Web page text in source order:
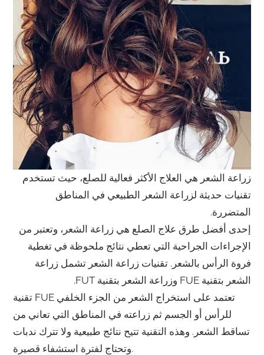
زراعة الشعر هي العلاج الأكثر فعالية للصلع، حيث تستخدم
تقنيات حديثة لزراعة الشعر الطبيعي في المناطق
المتضررة.
إحدى أفضل طرق علاج الصلع هي زراعة الشعر، وتعتبر من
الإجراءات الجراحية التي تعطي نتائج ملحوظة في تغطية
فروة الرأس بالشعر. تقنيات زراعة الشعر تشمل زراعة
الشعر بتقنية FUE وزراعة الشعر بتقنية FUT.
تقنية FUE تعتمد على استخراج الشعر من الجزء الخلفي
للرأس أو الجسم ثم زراعته في المناطق التي تعاني من
تساقط الشعر. وهذه التقنية تتيح نتائج طبيعية ولا تترك ندبات
وتحتاج لفترة استشفاء قصيرة.